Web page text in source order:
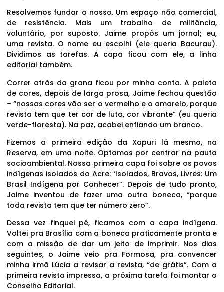
Resolvemos fundar o nosso. Um espaço não comercial,
de resistência. Mais um trabalho de militância,
voluntário, por suposto. Jaime propôs um jornal; eu,
uma revista. O nome eu escolhi (ele queria Bacurau).
Dividimos as tarefas. A capa ficou com ele, a linha
editorial também.
Correr atrás da grana ficou por minha conta. A paleta
de cores, depois de larga prosa, Jaime fechou questão
– “nossas cores vão ser o vermelho e o amarelo, porque
revista tem que ter cor de luta, cor vibrante” (eu queria
verde-floresta). Na paz, acabei enfiando um branco.
Fizemos a primeira edição da Xapuri lá mesmo, na
Reserva, em uma noite. Optamos por centrar na pauta
socioambiental. Nossa primeira capa foi sobre os povos
indígenas isolados do Acre: ‘Isolados, Bravos, Livres: Um
Brasil Indígena por Conhecer”. Depois de tudo pronto,
Jaime inventou de fazer uma outra boneca, “porque
toda revista tem que ter número zero”.
Dessa vez finquei pé, ficamos com a capa indígena.
Voltei pra Brasília com a boneca praticamente pronta e
com a missão de dar um jeito de imprimir. Nos dias
seguintes, o Jaime veio pra Formosa, pra convencer
minha irmã Lúcia a revisar a revista, “de grátis”. Com a
primeira revista impressa, a próxima tarefa foi montar o
Conselho Editorial.